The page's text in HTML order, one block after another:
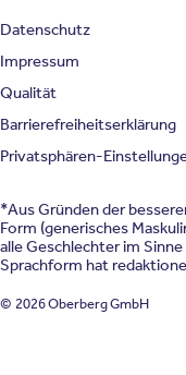
Datenschutz
Impressum
Qualität
Barrierefreiheitserklärung
Privatsphären-
*Aus Gründen der
Form (generisches
alle Geschlechter im
Sprachform hat
© 2026 Oberberg GmbH